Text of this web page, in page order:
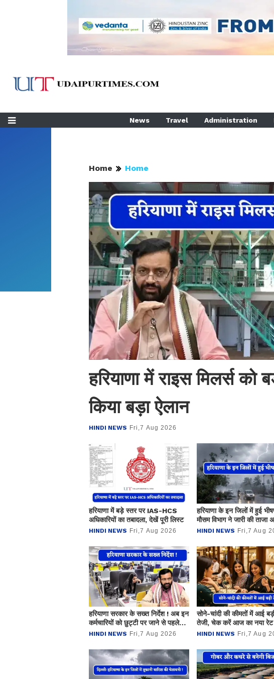
News Travel Administration
Home Home
हरियाणा में राइस मिलर्स को
किया बड़ा ऐलान
HINDI NEWS Fri,7 Aug 2026
हरियाणा में बड़े स्तर पर IAS-HCS
अधिकारियों का तबादला, देखें पूरी लिस्ट
HINDI NEWS Fri,7 Aug 2026
हरियाणा के इन जिलों में हुई
मौसम विभाग ने जारी की ताजा
HINDI NEWS Fri,7 Aug
हरियाणा सरकार के सख्त निर्देश ! अब इन
कर्मचारियों को छुट्टी पर जाने से पहले
देना होगा आवेदन
HINDI NEWS Fri,7 Aug 2026
सोने-चांदी की कीमतों में आई
तेजी, चेक करें आज का नया रेट
HINDI NEWS Fri,7 Aug